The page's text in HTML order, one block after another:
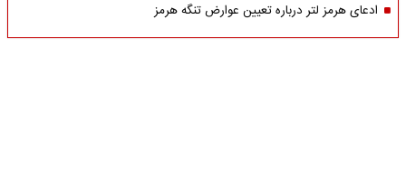
ادعای هرمز لتر درباره تعیین عوارض تنگه هرمز